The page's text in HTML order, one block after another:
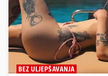
BEZ ULJEPŠAVANJA